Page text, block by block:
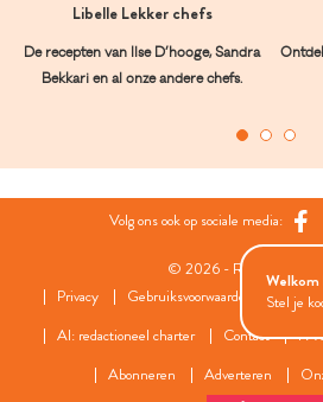
Libelle Lekker chefs
De recepten van Ilse D’hooge, Sandra
Bekkari en al onze andere chefs.
Volg ons ook op sociale media:
© 2026 - Roularta Media
Privacy
Gebruiksvoorwaarden
AI: redactioneel charter
Contact
Abonneren
Adverteren
Stel je